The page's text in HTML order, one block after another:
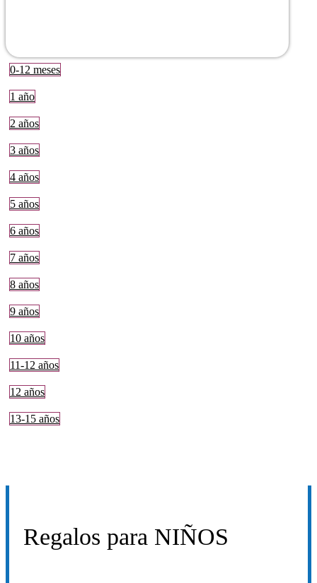
0-12 meses
1 año
2 años
3 años
4 años
5 años
6 años
7 años
8 años
9 años
10 años
11-12 años
12 años
13-15 años
Regalos para NIÑOS